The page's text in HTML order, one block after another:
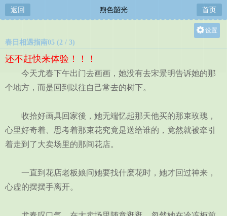
返回 煦色韶光 首页
设置
中
春日相遇指南05 (2 / 3)
还不赶快来体验！！！
今天尤春下午出门去画画，她没有去宋景明告诉她的那
个地方，而是回到以往自己常去的树下。
收拾好画具回家後，她无端忆起那天他买的那束玫瑰，
心里好奇着、思考着那束花究竟是送给谁的，竟然就被牵引
着走到了大卖场里的那间花店。
一直到花店老板娘问她要找什麽花时，她才回过神来，
心虚的摆摆手离开。